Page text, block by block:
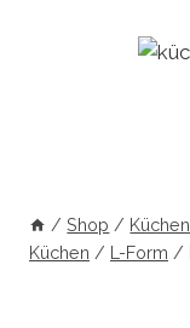
/ Shop /
Küchen / L-Form /